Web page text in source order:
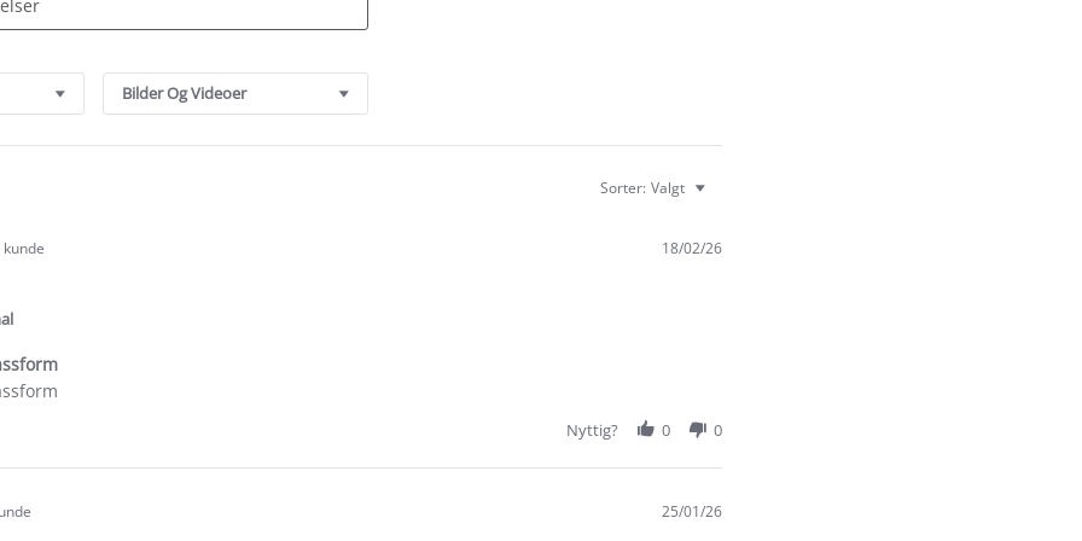
Bilder Og Videoer
Sorter: Valgt
18/02/26
Nyttig? 0 0
25/01/26